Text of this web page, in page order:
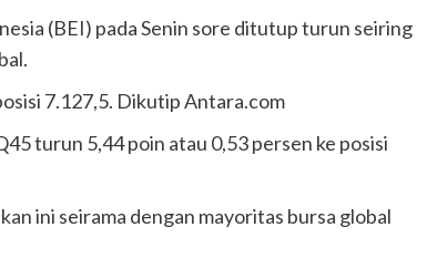
(BEI) pada Senin sore ditutup turun seiring
7.127,5. Dikutip Antara.com
turun 5,44 poin atau 0,53 persen ke posisi
ini seirama dengan mayoritas bursa global